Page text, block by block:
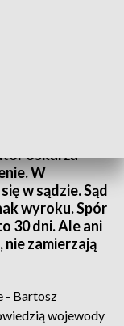
oskarża
W
w sądzie. Sąd
wyroku. Spór
30 dni. Ale ani
zamierzają
- Bartosz
wojewody